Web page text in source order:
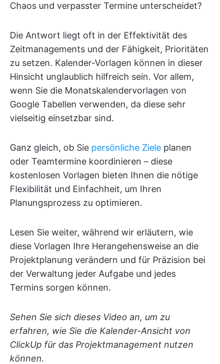
Chaos und verpasster Termine unterscheidet?
Die Antwort liegt oft in der Effektivität des
Zeitmanagements und der Fähigkeit, Prioritäten
zu setzen. Kalender-Vorlagen können in dieser
Hinsicht unglaublich hilfreich sein. Vor allem,
wenn Sie die Monatskalendervorlagen von
Google Tabellen verwenden, da diese sehr
vielseitig einsetzbar sind.
Ganz gleich, ob Sie persönliche Ziele planen
oder Teamtermine koordinieren – diese
kostenlosen Vorlagen bieten Ihnen die nötige
Flexibilität und Einfachheit, um Ihren
Planungsprozess zu optimieren.
Lesen Sie weiter, während wir erläutern, wie
diese Vorlagen Ihre Herangehensweise an die
Projektplanung verändern und für Präzision bei
der Verwaltung jeder Aufgabe und jedes
Termins sorgen können.
Sehen Sie sich dieses Video an, um zu
erfahren, wie Sie die Kalender-Ansicht von
ClickUp für das Projektmanagement nutzen
können.